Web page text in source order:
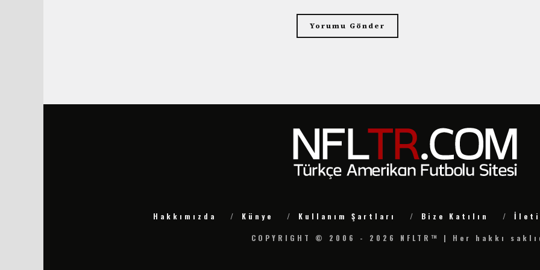
Hakkımızda Künye Kullanım Şartları Bize Katılın
COPYRIGHT © 2006 - 2026 NFLTR™ | Her hakkı